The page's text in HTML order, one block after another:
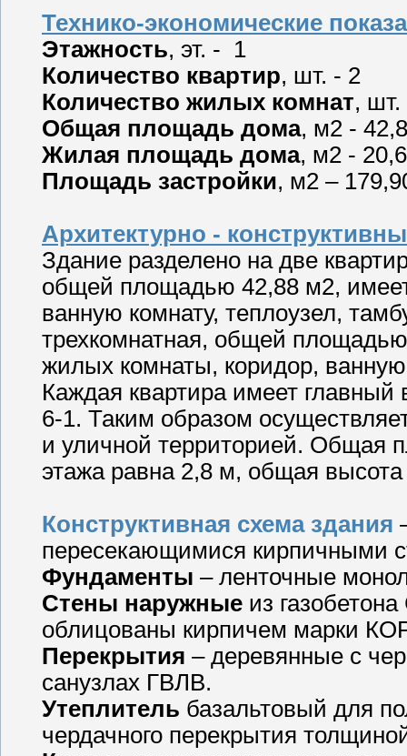
Технико-экономические
Этажность, эт. - 1
Количество квартир, шт. - 2
Количество жилых комнат, шт.
Общая площадь дома, м2 -
Жилая площадь дома, м2 -
Площадь застройки, м2 –
Архитектурно -
Здание разделено на две
общей площадью 42,88 м2,
ванную комнату, теплоузел,
трехкомнатная, общей
жилых комнаты, коридор, ванную
Каждая квартира имеет
6-1. Таким образом
и уличной территорией. Общая
этажа равна 2,8 м, общая
Конструктивная схема здания
пересекающимися кирпичными
Фундаменты – ленточные
Стены наружные из
облицованы кирпичем марки
Перекрытия – деревянные с
санузлах ГВЛВ.
Утеплитель базальтовый для
чердачного перекрытия